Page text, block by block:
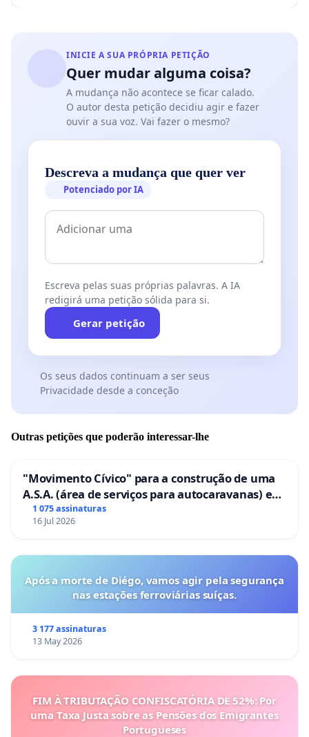
INICIE A SUA PRÓPRIA PETIÇÃO
Quer mudar alguma coisa?
A mudança não acontece se ficar calado.
O autor desta petição decidiu agir e fazer
ouvir a sua voz. Vai fazer o mesmo?
Descreva a mudança que quer ver
Potenciado por IA
Escreva pelas suas próprias palavras. A IA
redigirá uma petição sólida para si.
Gerar petição
Os seus dados continuam a ser seus
Privacidade desde a conceção
Outras petições que poderão interessar-lhe
"Movimento Cívico" para a construção de uma
A.S.A. (área de serviços para autocaravanas) em
Coimbra
1 075 assinaturas
16 Jul 2026
Após a morte de Diégo, vamos agir pela segurança
nas estações ferroviárias suíças.
3 177 assinaturas
13 May 2026
FIM À TRIBUTAÇÃO CONFISCATÓRIA DE 52%: Por
uma Taxa Justa sobre as Pensões dos Emigrantes
Portugueses